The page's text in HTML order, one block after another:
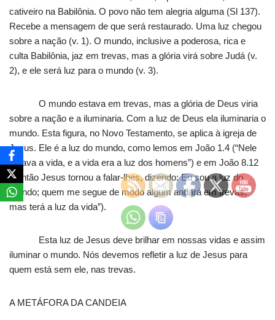
cativeiro na Babilônia. O povo não tem alegria alguma (Sl 137).
Recebe a mensagem de que será restaurado. Uma luz chegou
sobre a nação (v. 1). O mundo, inclusive a poderosa, rica e
culta Babilônia, jaz em trevas, mas a glória virá sobre Judá (v.
2), e ele será luz para o mundo (v. 3).
O mundo estava em trevas, mas a glória de Deus viria
sobre a nação e a iluminaria. Com a luz de Deus ela iluminaria o
mundo. Esta figura, no Novo Testamento, se aplica à igreja de
Jesus. Ele é a luz do mundo, como lemos em João 1.4 (“Nele
estava a vida, e a vida era a luz dos homens”) e em João 8.12
(“Então Jesus tornou a falar-lhes, dizendo: Eu sou a luz do
mundo; quem me segue de modo algum andará em trevas,
mas terá a luz da vida”).
Esta luz de Jesus deve brilhar em nossas vidas e assim
iluminar o mundo. Nós devemos refletir a luz de Jesus para
quem está sem ele, nas trevas.
A METÁFORA DA CANDEIA